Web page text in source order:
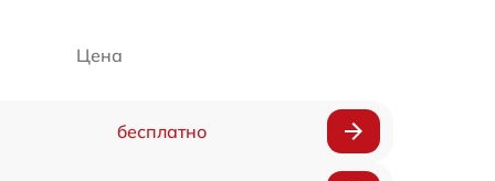
Цена
бесплатно